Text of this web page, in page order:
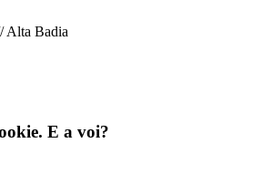
Alta Badia
E a voi?